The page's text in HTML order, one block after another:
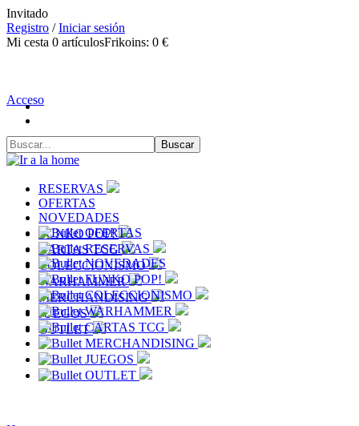
Invitado
Registro /Iniciar sesión
Mi cesta 0 artículosFrikoins: 0 €
Acceso
RESERVAS
OFERTAS
NOVEDADES
FUNKO POP!
CARTAS TCG
COLECCIONISMO
WARHAMMER
MERCHANDISING
JUEGOS
OUTLET
OFERTAS
RESERVAS
NOVEDADES
FUNKO POP!
COLECCIONISMO
WARHAMMER
CARTAS TCG
MERCHANDISING
JUEGOS
OUTLET